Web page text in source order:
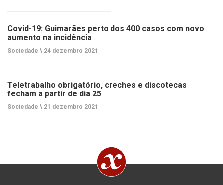
Covid-19: Guimarães perto dos 400 casos com novo
aumento na incidência
Sociedade \ 24 dezembro 2021
Teletrabalho obrigatório, creches e discotecas
fecham a partir de dia 25
Sociedade \ 21 dezembro 2021